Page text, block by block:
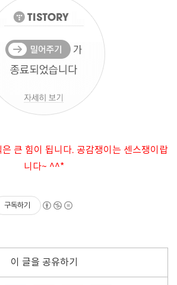
큰 힘이 됩니다. 공감쟁이는 센스쟁이랍
니다~ ^^*
구독하기
이 글을 공유하기